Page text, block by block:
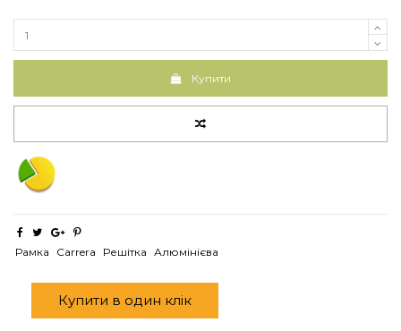
Купити
Рамка Carrera Решітка Алюмінієва
Купити в один клік